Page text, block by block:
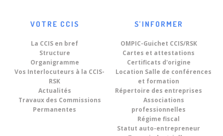
VOTRE CCIS
La CCIS en bref
Structure
Organigramme
Vos Interlocuteurs à la CCIS-
RSK
Actualités
Travaux des Commissions
Permanentes
S’INFORMER
OMPIC-Guichet CCIS/RSK
Cartes et attestations
Certificats d'origine
Location Salle de conférences
et formation
Répertoire des entreprises
Associations
professionnelles
Régime fiscal
Statut auto-entrepreneur